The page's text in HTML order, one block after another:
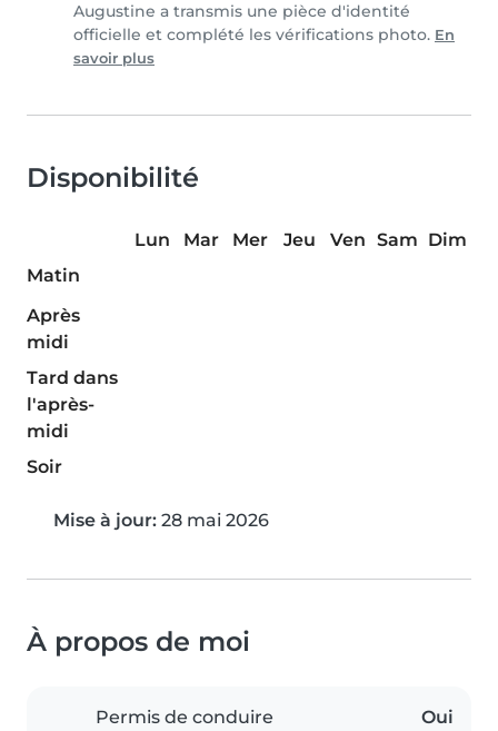
Augustine a transmis une pièce d'identité
officielle et complété les vérifications photo. En
savoir plus
Disponibilité
Lun Mar Mer Jeu Ven Sam Dim
Matin
Après
midi
Tard dans
l'après-
midi
Soir
Mise à jour: 28 mai 2026
À propos de moi
Permis de conduire Oui